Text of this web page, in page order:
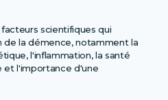
scientifiques qui
de la démence, notamment la
l'inflammation, la santé
et l'importance d'une